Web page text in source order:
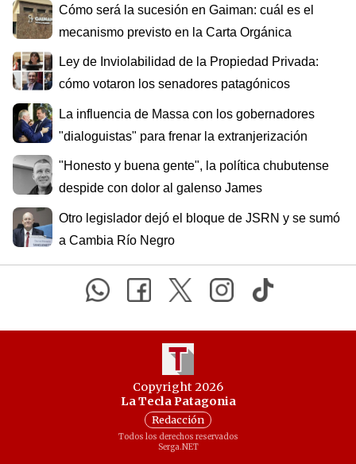
Cómo será la sucesión en Gaiman: cuál es el
mecanismo previsto en la Carta Orgánica
Ley de Inviolabilidad de la Propiedad Privada:
cómo votaron los senadores patagónicos
La influencia de Massa con los gobernadores
"dialoguistas" para frenar la extranjerización
"Honesto y buena gente", la política chubutense
despide con dolor al galenso James
Otro legislador dejó el bloque de JSRN y se sumó
a Cambia Río Negro
Copyright 2026
La Tecla Patagonia
Redacción
Todos los derechos reservados
Serga.NET